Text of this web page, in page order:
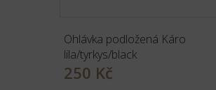
Ohlávka podložená Káro
lila/tyrkys/black
250 Kč